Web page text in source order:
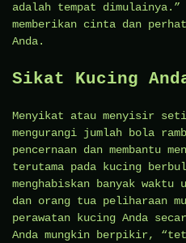
adalah tempat
memberikan cinta dan
Anda.
Sikat Kucing
Menyikat atau menyisir
mengurangi jumlah bola
pencernaan dan membantu
terutama pada kucing
menghabiskan banyak
dan orang tua peliharaan
perawatan kucing Anda
Anda mungkin berpikir,